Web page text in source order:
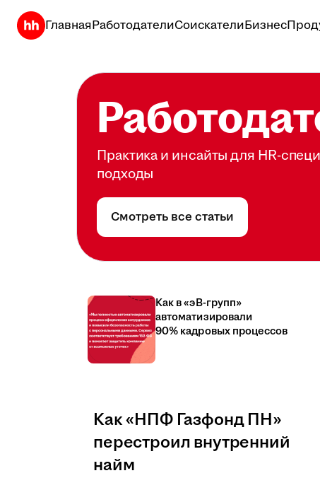
ГлавнаяРаботодателиСоискателиБизнес
Практика и инсайты для HR-
подходы
Смотреть все статьи
Как в «эВ-групп»
автоматизировали
90% кадровых процессов
Как «НПФ Газфонд ПН»
перестроил внутренний
найм